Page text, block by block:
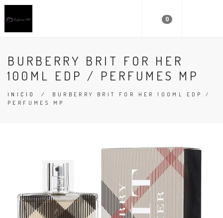
0
BURBERRY BRIT FOR HER
100ML EDP / PERFUMES MP
INICIO / BURBERRY BRIT FOR HER 100ML EDP /
PERFUMES MP